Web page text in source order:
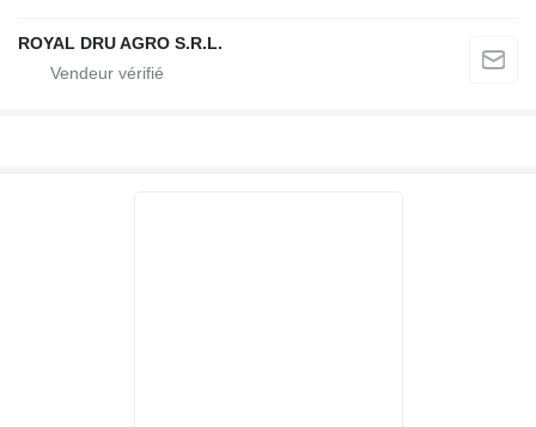
ROYAL DRU AGRO S.R.L.